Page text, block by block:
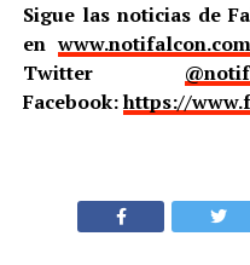
Sigue las noticias de
enwww.notifalcon.com
Twitter
Facebook:https://